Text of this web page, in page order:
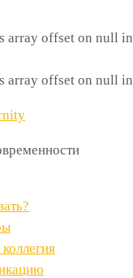
array offset on null in
array offset on null in